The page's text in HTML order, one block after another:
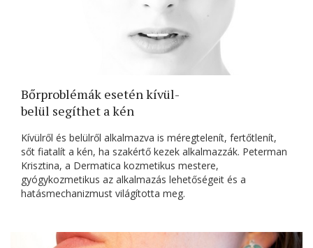
Bőrproblémák esetén kívül-
belül segíthet a kén
Kívülről és belülről alkalmazva is méregtelenít, fertőtlenít,
sőt fiatalít a kén, ha szakértő kezek alkalmazzák. Peterman
Krisztina, a Dermatica kozmetikus mestere,
gyógykozmetikus az alkalmazás lehetőségeit és a
hatásmechanizmust világította meg.